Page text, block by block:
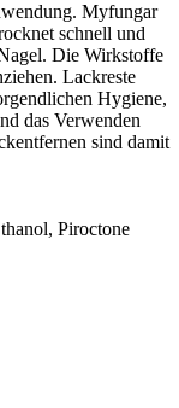
Myfungar
schnell und
Die Wirkstoffe
Lackreste
Hygiene,
das Verwenden
sind damit
Piroctone